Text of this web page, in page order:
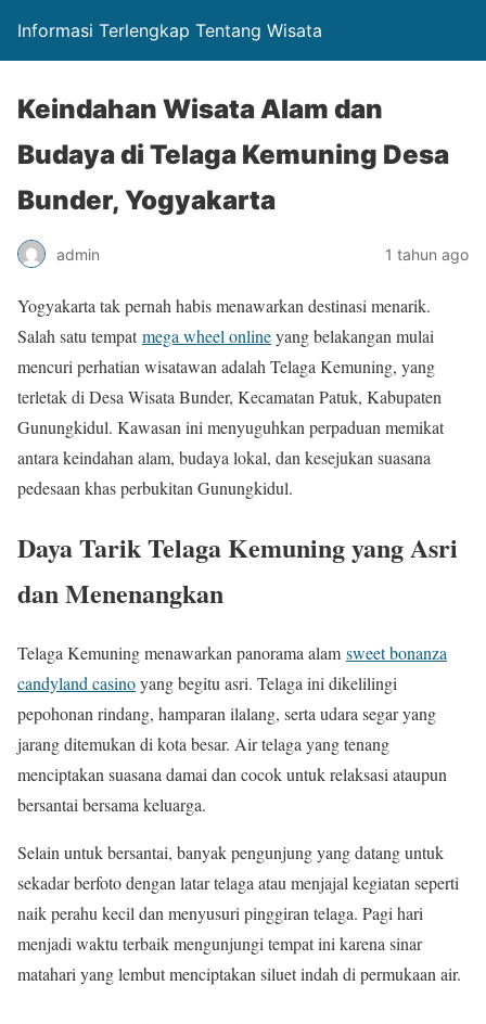
Informasi Terlengkap Tentang Wisata
Keindahan Wisata Alam dan
Budaya di Telaga Kemuning Desa
Bunder, Yogyakarta
admin 1 tahun ago
Yogyakarta tak pernah habis menawarkan destinasi menarik.
Salah satu tempatmega wheel onlineyang belakangan mulai
mencuri perhatian wisatawan adalah Telaga Kemuning, yang
terletak di Desa Wisata Bunder, Kecamatan Patuk, Kabupaten
Gunungkidul. Kawasan ini menyuguhkan perpaduan memikat
antara keindahan alam, budaya lokal, dan kesejukan suasana
pedesaan khas perbukitan Gunungkidul.
Daya Tarik Telaga Kemuning yang Asri
dan Menenangkan
Telaga Kemuning menawarkan panorama alam sweet bonanza
candyland casinoyang begitu asri. Telaga ini dikelilingi
pepohonan rindang, hamparan ilalang, serta udara segar yang
jarang ditemukan di kota besar. Air telaga yang tenang
menciptakan suasana damai dan cocok untuk relaksasi ataupun
bersantai bersama keluarga.
Selain untuk bersantai, banyak pengunjung yang datang untuk
sekadar berfoto dengan latar telaga atau menjajal kegiatan seperti
naik perahu kecil dan menyusuri pinggiran telaga. Pagi hari
menjadi waktu terbaik mengunjungi tempat ini karena sinar
matahari yang lembut menciptakan siluet indah di permukaan air.